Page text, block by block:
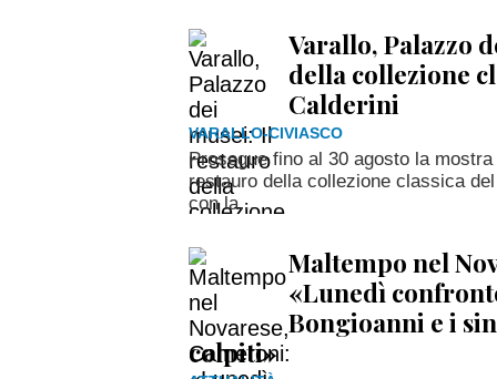
Varallo, Palazzo
della collezione
Calderini
VARALLO-CIVIASCO
Prosegue fino al 30 agosto la
restauro della collezione classica
con la...
Maltempo nel
«Lunedì
Bongioanni e i
colpiti»